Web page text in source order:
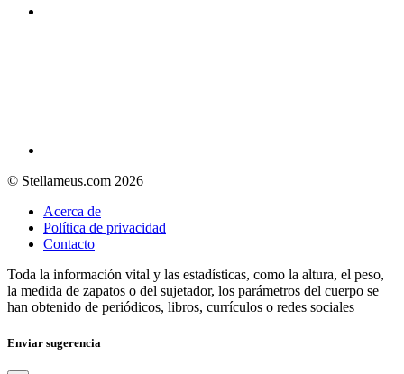
© Stellameus.com 2026
Acerca de
Política de privacidad
Contacto
Toda la información vital y las estadísticas, como la altura, el peso,
la medida de zapatos o del sujetador, los parámetros del cuerpo se
han obtenido de periódicos, libros, currículos o redes sociales
Enviar sugerencia